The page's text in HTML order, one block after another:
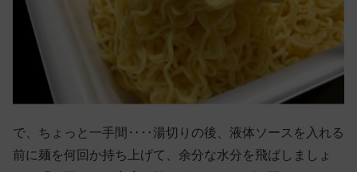
で、ちょっと一手間‥‥湯切りの後、液体ソースを入れる
前に麺を何回か持ち上げて、余分な水分を飛ばしましょ